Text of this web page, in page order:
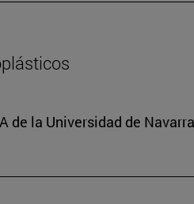
de la Universidad de